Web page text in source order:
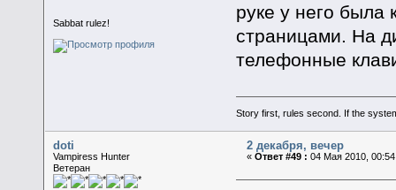
Sabbat rulez!
руке у него была
страницами. На
телефонные
Story first, rules second. If the
doti
Vampiress Hunter
Ветеран
2 декабря, вечер
«Ответ #49 : 04 Мая 2010,